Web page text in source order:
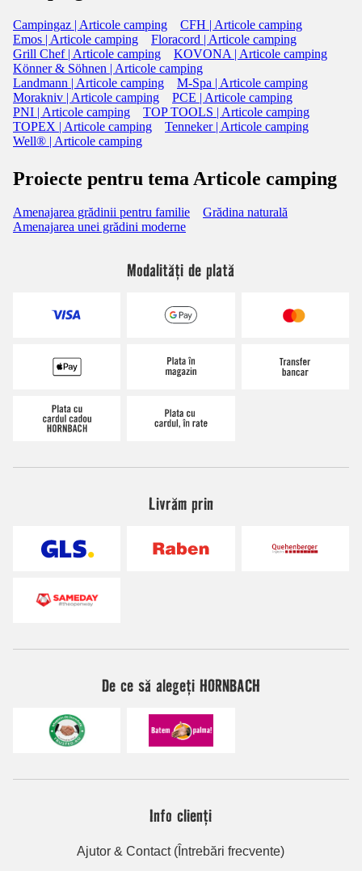
Campingaz | Articole camping
CFH | Articole camping
Emos | Articole camping
Floracord | Articole camping
Grill Chef | Articole camping
KOVONA | Articole camping
Könner & Söhnen | Articole camping
Landmann | Articole camping
M-Spa | Articole camping
Morakniv | Articole camping
PCE | Articole camping
PNI | Articole camping
TOP TOOLS | Articole camping
TOPEX | Articole camping
Tenneker | Articole camping
Well® | Articole camping
Proiecte pentru tema Articole camping
Amenajarea grădinii pentru familie
Grădina naturală
Amenajarea unei grădini moderne
Modalități de plată
Livrăm prin
De ce să alegeți HORNBACH
Info clienți
Ajutor & Contact (Întrebări frecvente)